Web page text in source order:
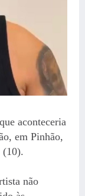
aconteceria
em Pinhão,
(10).
não